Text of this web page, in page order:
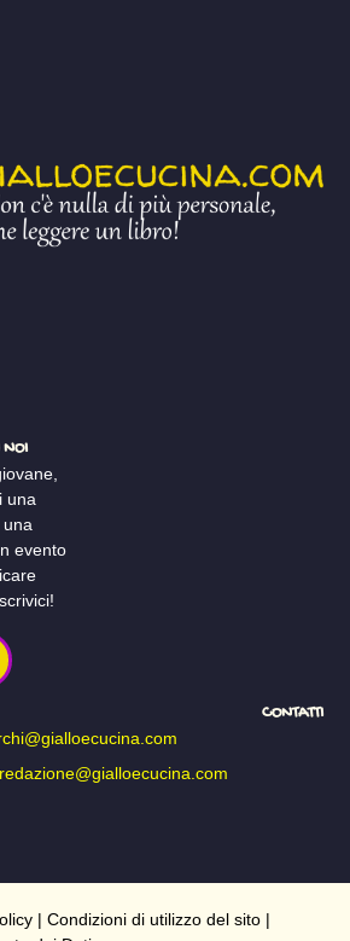
NOI
una
evento
CONTATTI
redazione@gialloecucina.com
| Condizioni di utilizzo del sito |